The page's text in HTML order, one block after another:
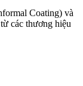
Coating) và
các thương hiệu